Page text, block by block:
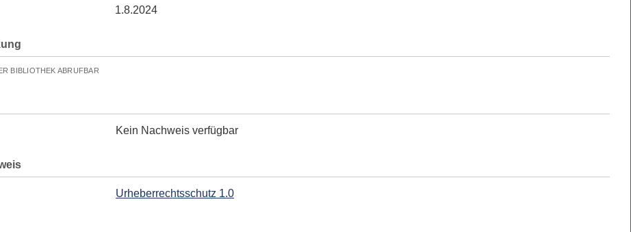
1.8.2024
BIBLIOTHEK ABRUFBAR
Kein Nachweis verfügbar
Urheberrechtsschutz 1.0